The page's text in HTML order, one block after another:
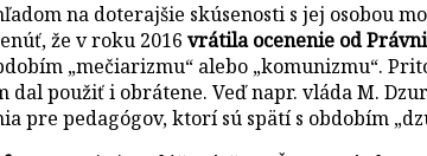
na doterajšie skúsenosti s jej osobou
že v roku 2016 vrátila ocenenie od
„mečiarizmu“ alebo „komunizmu“.
použiť i obrátene. Veď napr. vláda M.
pre pedagógov, ktorí sú spätí s obdobím